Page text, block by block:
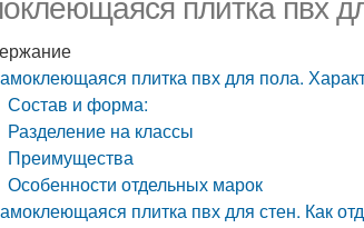
плитка пвх
плитка пвх для пола.
Состав и форма:
Разделение на классы
Преимущества
Особенности отдельных марок
плитка пвх для стен. Как